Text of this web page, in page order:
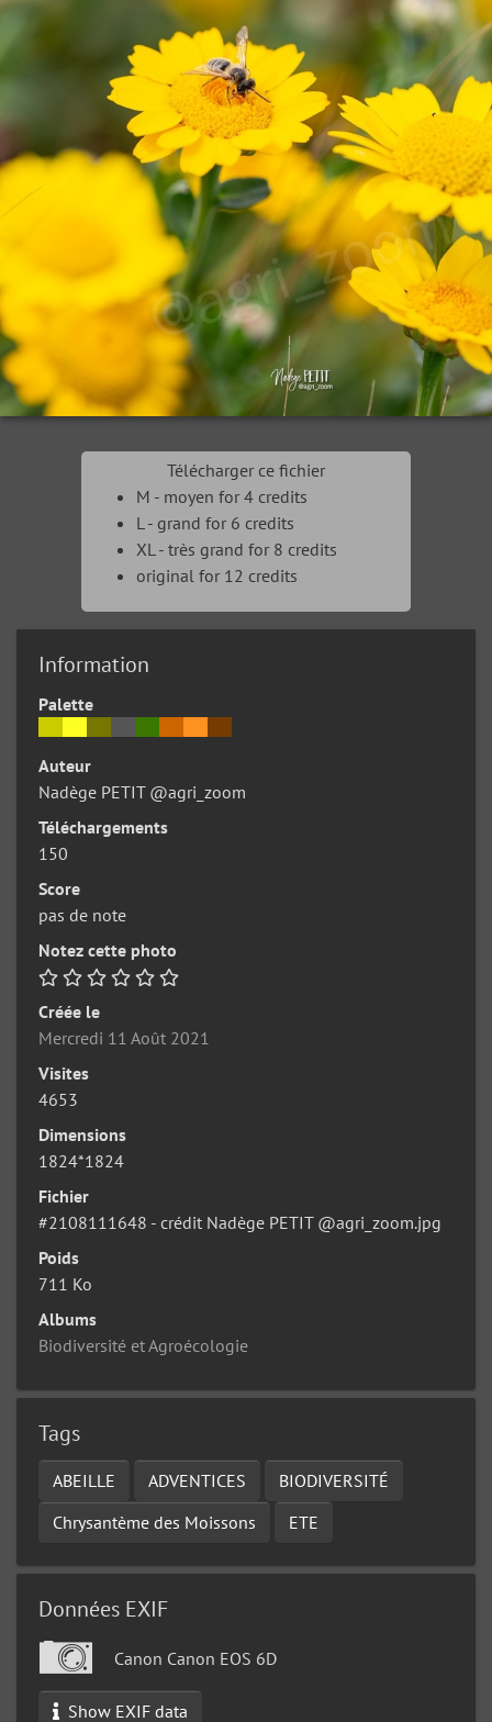
Télécharger ce fichier
M - moyen for 4 credits
L - grand for 6 credits
XL - très grand for 8 credits
original for 12 credits
Information
Palette
Auteur
Nadège PETIT @agri_zoom
Téléchargements
150
Score
pas de note
Notez cette photo
Créée le
Mercredi 11 Août 2021
Visites
4653
Dimensions
1824*1824
Fichier
#2108111648 - crédit Nadège PETIT @agri_zoom.jpg
Poids
711 Ko
Albums
Biodiversité et Agroécologie
Tags
ABEILLE ADVENTICES
BIODIVERSITÉ
Chrysantème des Moissons
ETE
Données EXIF
Canon Canon EOS 6D
Show EXIF data